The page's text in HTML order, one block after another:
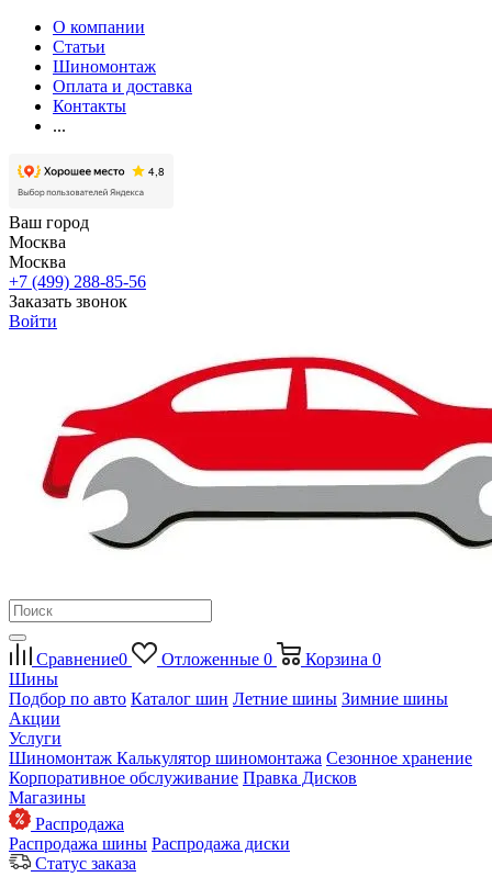
О компании
Статьи
Шиномонтаж
Оплата и доставка
Контакты
...
Ваш город
Москва
Москва
+7 (499) 288-85-56
Заказать звонок
Войти
Сравнение0 Отложенные 0 Корзина 0
Шины
Подбор по авто Каталог шин Летние шины Зимние шины
Акции
Услуги
Шиномонтаж Калькулятор шиномонтажа Сезонное хранение
Корпоративное обслуживание Правка Дисков
Магазины
Распродажа
Распродажа шины Распродажа диски
Статус заказа